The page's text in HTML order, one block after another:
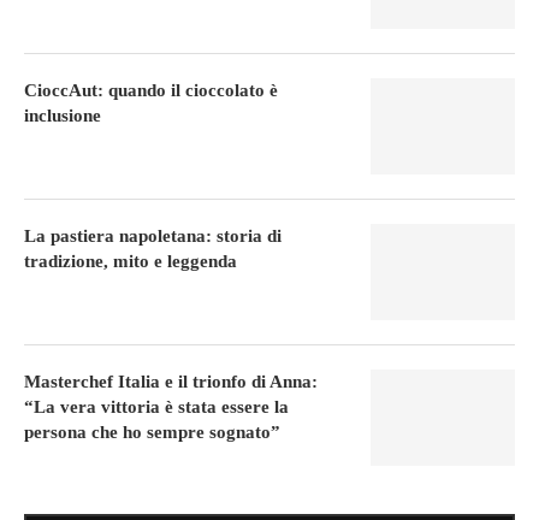
CioccAut: quando il cioccolato è
inclusione
La pastiera napoletana: storia di
tradizione, mito e leggenda
Masterchef Italia e il trionfo di Anna:
“La vera vittoria è stata essere la
persona che ho sempre sognato”